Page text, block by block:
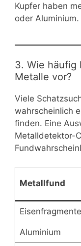
Kupfer haben
oder Aluminium.
3. Wie häufig
Metalle vor?
Viele
wahrscheinlich
finden. Eine
Metalldetektor-
Metallfund
Eisenfragmente
Aluminium